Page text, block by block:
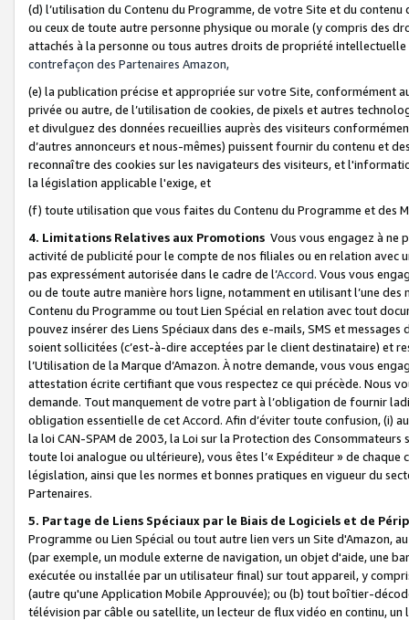
(d) l’utilisation du Contenu du Programme, de votre Site et du
ou ceux de toute autre personne physique ou morale (y compris des
attachés à la personne ou tous autres droits de propriété
contrefaçon des Partenaires Amazon,
(e) la publication précise et appropriée sur votre Site, conformément
privée ou autre, de l’utilisation de cookies, de pixels et autres
et divulguez des données recueillies auprès des visiteurs
d’autres annonceurs et nous-mêmes) puissent fournir du contenu et
reconnaître des cookies sur les navigateurs des visiteurs, et
la législation applicable l'exige, et
(f) toute utilisation que vous faites du Contenu du Programme et des
4. Limitations Relatives aux Promotions Vous vous engagez à ne
activité de publicité pour le compte de nos filiales ou en relation avec
pas expressément autorisée dans le cadre de l’Accord. Vous vous
ou de toute autre manière hors ligne, notamment en utilisant l’une
Contenu du Programme ou tout Lien Spécial en relation avec tout
pouvez insérer des Liens Spéciaux dans des e-mails, SMS et
soient sollicitées (c’est-à-dire acceptées par le client destinataire) et
l’Utilisation de la Marque d’Amazon. À notre demande, vous vous
attestation écrite certifiant que vous respectez ce qui précède. Nous
demande. Tout manquement de votre part à l’obligation de fournir
obligation essentielle de cet Accord. Afin d’éviter toute confusion, (i)
la loi CAN-SPAM de 2003, la Loi sur la Protection des
toute loi analogue ou ultérieure), vous êtes l’« Expéditeur » de
législation, ainsi que les normes et bonnes pratiques en vigueur du
Partenaires.
5. Partage de Liens Spéciaux par le Biais de Logiciels et de
Programme ou Lien Spécial ou tout autre lien vers un Site d'Amazon,
(par exemple, un module externe de navigation, un objet d'aide, une
exécutée ou installée par un utilisateur final) sur tout appareil, y
(autre qu'une Application Mobile Approuvée); ou (b) tout boîtier-
télévision par câble ou satellite, un lecteur de flux vidéo en continu,